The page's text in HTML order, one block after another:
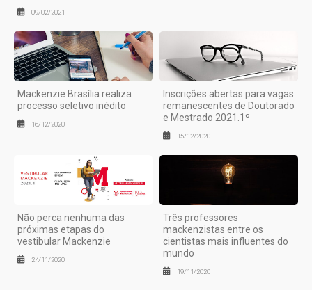
09/02/2021
Mackenzie Brasília realiza
processo seletivo inédito
16/12/2020
Inscrições abertas para vagas
remanescentes de Doutorado
e Mestrado 2021.1º
15/12/2020
Não perca nenhuma das
próximas etapas do
vestibular Mackenzie
24/11/2020
Três professores
mackenzistas entre os
cientistas mais influentes do
mundo
19/11/2020